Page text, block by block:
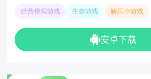
经营模拟游戏 生存游戏 解压小游戏
安卓下载